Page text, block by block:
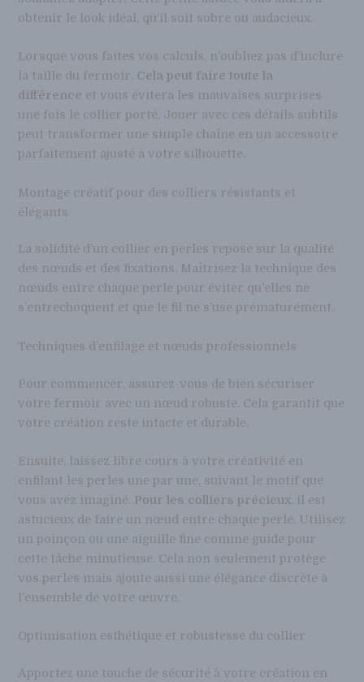
obtenir le look idéal, qu’il soit sobre ou audacieux.
Lorsque vous faites vos calculs, n’oubliez pas d’inclure
la taille du fermoir. Cela peut faire toute la
différence et vous évitera les mauvaises surprises
une fois le collier porté. Jouer avec ces détails subtils
peut transformer une simple chaîne en un accessoire
parfaitement ajusté à votre silhouette.
Montage créatif pour des colliers résistants et
élégants
La solidité d’un collier en perles repose sur la qualité
des nœuds et des fixations. Maîtrisez la technique des
nœuds entre chaque perle pour éviter qu’elles ne
s’entrechoquent et que le fil ne s’use prématurément.
Techniques d’enfilage et nœuds professionnels
Pour commencer, assurez-vous de bien sécuriser
votre fermoir avec un nœud robuste. Cela garantit que
votre création reste intacte et durable.
Ensuite, laissez libre cours à votre créativité en
enfilant les perles une par une, suivant le motif que
vous avez imaginé. Pour les colliers précieux, il est
astucieux de faire un nœud entre chaque perle. Utilisez
un poinçon ou une aiguille fine comme guide pour
cette tâche minutieuse. Cela non seulement protège
vos perles mais ajoute aussi une élégance discrète à
l’ensemble de votre œuvre.
Optimisation esthétique et robustesse du collier
Apportez une touche de sécurité à votre création en